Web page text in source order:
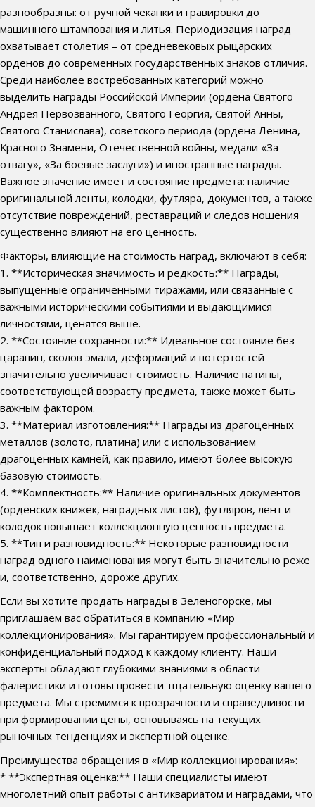
разнообразны: от ручной чеканки и гравировки до
машинного штампования и литья. Периодизация наград
охватывает столетия – от средневековых рыцарских
орденов до современных государственных знаков отличия.
Среди наиболее востребованных категорий можно
выделить награды Российской Империи (ордена Святого
Андрея Первозванного, Святого Георгия, Святой Анны,
Святого Станислава), советского периода (ордена Ленина,
Красного Знамени, Отечественной войны, медали «За
отвагу», «За боевые заслуги») и иностранные награды.
Важное значение имеет и состояние предмета: наличие
оригинальной ленты, колодки, футляра, документов, а также
отсутствие повреждений, реставраций и следов ношения
существенно влияют на его ценность.
Факторы, влияющие на стоимость наград, включают в себя:
1. **Историческая значимость и редкость:** Награды,
выпущенные ограниченными тиражами, или связанные с
важными историческими событиями и выдающимися
личностями, ценятся выше.
2. **Состояние сохранности:** Идеальное состояние без
царапин, сколов эмали, деформаций и потертостей
значительно увеличивает стоимость. Наличие патины,
соответствующей возрасту предмета, также может быть
важным фактором.
3. **Материал изготовления:** Награды из драгоценных
металлов (золото, платина) или с использованием
драгоценных камней, как правило, имеют более высокую
базовую стоимость.
4. **Комплектность:** Наличие оригинальных документов
(орденских книжек, наградных листов), футляров, лент и
колодок повышает коллекционную ценность предмета.
5. **Тип и разновидность:** Некоторые разновидности
наград одного наименования могут быть значительно реже
и, соответственно, дороже других.
Если вы хотите продать награды в Зеленогорске, мы
приглашаем вас обратиться в компанию «Мир
коллекционирования». Мы гарантируем профессиональный и
конфиденциальный подход к каждому клиенту. Наши
эксперты обладают глубокими знаниями в области
фалеристики и готовы провести тщательную оценку вашего
предмета. Мы стремимся к прозрачности и справедливости
при формировании цены, основываясь на текущих
рыночных тенденциях и экспертной оценке.
Преимущества обращения в «Мир коллекционирования»:
* **Экспертная оценка:** Наши специалисты имеют
многолетний опыт работы с антиквариатом и наградами, что